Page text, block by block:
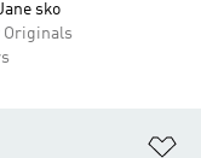
sko
Originals